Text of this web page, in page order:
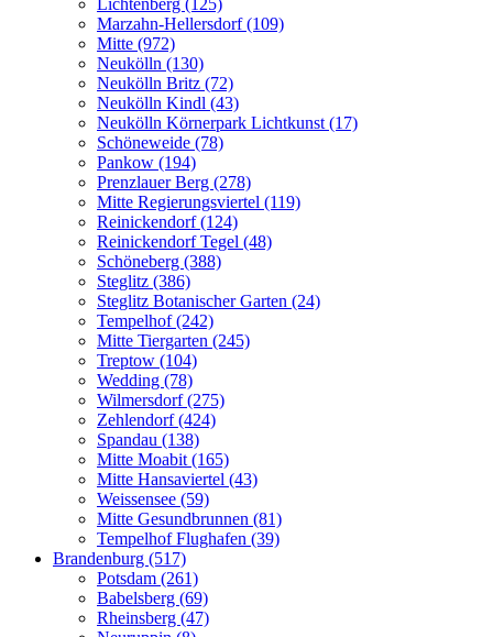
Lichtenberg (125)
Marzahn-Hellersdorf (109)
Mitte (972)
Neukölln (130)
Neukölln Britz (72)
Neukölln Kindl (43)
Neukölln Körnerpark Lichtkunst (17)
Schöneweide (78)
Pankow (194)
Prenzlauer Berg (278)
Mitte Regierungsviertel (119)
Reinickendorf (124)
Reinickendorf Tegel (48)
Schöneberg (388)
Steglitz (386)
Steglitz Botanischer Garten (24)
Tempelhof (242)
Mitte Tiergarten (245)
Treptow (104)
Wedding (78)
Wilmersdorf (275)
Zehlendorf (424)
Spandau (138)
Mitte Moabit (165)
Mitte Hansaviertel (43)
Weissensee (59)
Mitte Gesundbrunnen (81)
Tempelhof Flughafen (39)
Brandenburg (517)
Potsdam (261)
Babelsberg (69)
Rheinsberg (47)